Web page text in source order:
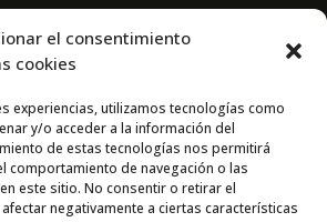
el consentimiento
cookies
experiencias, utilizamos tecnologías como
y/o acceder a la información del
de estas tecnologías nos permitirá
comportamiento de navegación o las
este sitio. No consentir o retirar el
negativamente a ciertas características
de Medicina